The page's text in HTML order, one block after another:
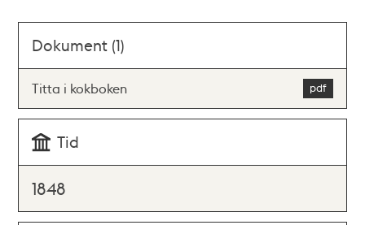
Dokument (1)
Titta i kokboken
Tid
1848